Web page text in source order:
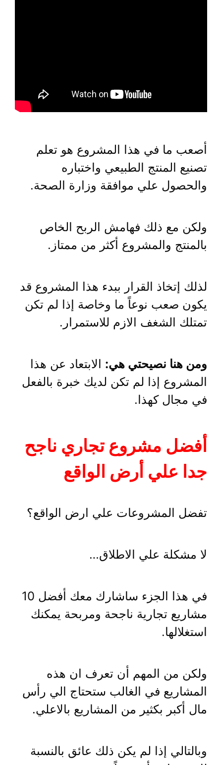
أصعب ما في هذا المشروع هو تعلم
تصنيع المنتج الطبيعي واختباره
والحصول علي موافقة وزارة الصحة.
ولكن مع ذلك فهامش الربح الخاص
بالمنتج والمشروع أكثر من ممتاز.
لذلك إتخاذ القرار ببدء هذا المشروع قد
يكون صعب نوعاً ما وخاصة إذا لم تكن
تمتلك الشغف الازم للاستمرار.
ومن هنا نصيحتي هي: الابتعاد عن هذا
المشروع إذا لم تكن لديك خبرة بالفعل
في مجال كهذا.
أفضل مشروع تجاري ناجح
جدا علي أرض الواقع
تفضل المشروعات علي ارض الواقع؟
لا مشكلة علي الاطلاق…
في هذا الجزء ساشارك معك أفضل 10
مشاريع تجارية ناجحة ومربحة يمكنك
استغلالها.
ولكن من المهم أن تعرف ان هذه
المشاريع في الغالب ستحتاج الي رأس
مال أكبر بكثير من المشاريع بالاعلي.
وبالتالي إذا لم يكن ذلك عائق بالنسبة